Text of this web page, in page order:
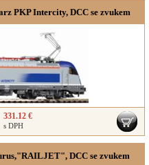
PKP Intercity, DCC se zvukem
331.12 €
s DPH
DCC se zvukem